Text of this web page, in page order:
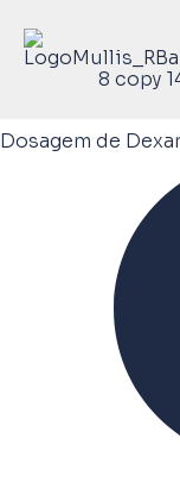
Dosagem de